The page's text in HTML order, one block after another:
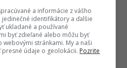
a informácie z vášho
identifikátory a ďalšie
ukladané a používané
byť zdieľané alebo môžu byť
stránkami. My a naši
údaje o geolokácii. Pozrite